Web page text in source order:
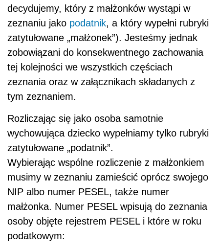
decydujemy, który z małżonków wystąpi w
zeznaniu jako podatnik, a który wypełni rubryki
zatytułowane „małżonek”). Jesteśmy jednak
zobowiązani do konsekwentnego zachowania
tej kolejności we wszystkich częściach
zeznania oraz w załącznikach składanych z
tym zeznaniem.
Rozliczając się jako osoba samotnie
wychowująca dziecko wypełniamy tylko rubryki
zatytułowane „podatnik”.
Wybierając wspólne rozliczenie z małżonkiem
musimy w zeznaniu zamieścić oprócz swojego
NIP albo numer PESEL, także numer
małżonka. Numer PESEL wpisują do zeznania
osoby objęte rejestrem PESEL i które w roku
podatkowym: